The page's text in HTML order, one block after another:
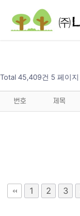
Total 45,409건 5 페이지
번호 제목
1 2 3